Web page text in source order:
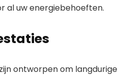
al uw energiebehoeften.
ontworpen om langdurige